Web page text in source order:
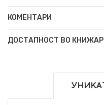
КОМЕНТАРИ
ДОСТАПНОСТ ВО